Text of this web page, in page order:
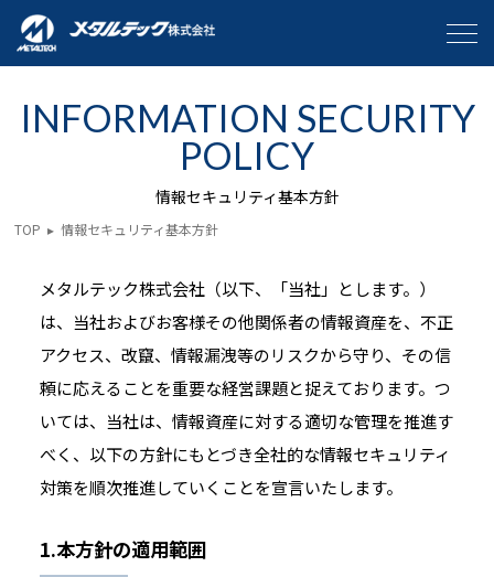
INFORMATION SECURITY
POLICY
情報セキュリティ基本方針
TOP ▸ 情報セキュリティ基本方針
メタルテック株式会社（以下、「当社」とします。）
は、当社およびお客様その他関係者の情報資産を、不正
アクセス、改竄、情報漏洩等のリスクから守り、その信
頼に応えることを重要な経営課題と捉えております。つ
いては、当社は、情報資産に対する適切な管理を推進す
べく、以下の方針にもとづき全社的な情報セキュリティ
対策を順次推進していくことを宣言いたします。
1.本方針の適用範囲